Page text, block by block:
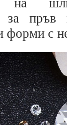
за
форми с